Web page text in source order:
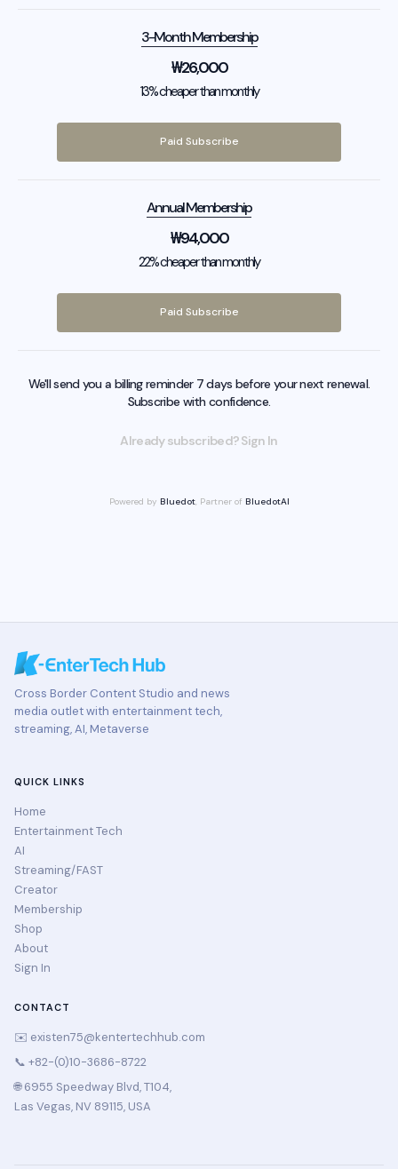
3-Month Membership
₩26,000
13% cheaper than monthly
Paid Subscribe
Annual Membership
₩94,000
22% cheaper than monthly
Paid Subscribe
We'll send you a billing reminder 7 days before your next renewal.
Subscribe with confidence.
Already subscribed? Sign In
Powered by Bluedot, Partner of BluedotAI
Cross Border Content Studio and news
media outlet with entertainment tech,
streaming, AI, Metaverse
QUICK LINKS
Home
Entertainment Tech
AI
Streaming/FAST
Creator
Membership
Shop
About
Sign In
CONTACT
✉️ existen75@kentertechhub.com
📞 +82-(0)10-3686-8722
🌐 6955 Speedway Blvd, T104,
Las Vegas, NV 89115, USA